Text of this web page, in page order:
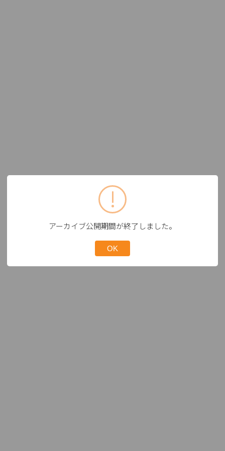
アーカイブ公開期間が終了しました。
OK